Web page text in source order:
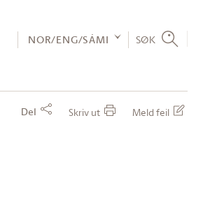
NOR/ENG/SÁMI SØK
Del Skriv ut Meld feil